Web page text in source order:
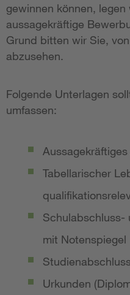
gewinnen können,
aussagekräftige
Grund bitten wir Sie,
abzusehen.
Folgende Unterlagen
umfassen:
Tabellarischer
Schulabschluss-
mit Notenspiegel
Urkunden